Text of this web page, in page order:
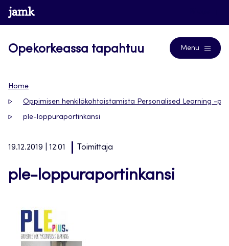
Siirry
suoraan
www.jamk.fi
Opekorkeassa tapahtuu Menu
Home
Oppimisen henkilökohtaistamista Personalised Learning -
ple-loppuraportinkansi
19.12.2019 | 12:01 Toimittaja
ple-loppuraportinkansi